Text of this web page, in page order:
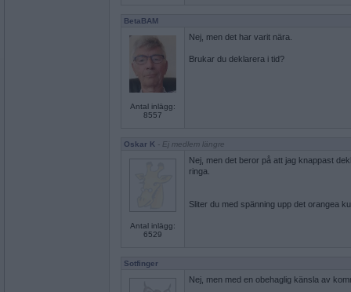
BetaBAM
Antal inlägg:
8557
Nej, men det har varit nära.
Brukar du deklarera i tid?
Oskar K - Ej medlem längre
Antal inlägg:
6529
Nej, men det beror på att jag knappast
ringa.
Sliter du med spänning upp det orangea
Sotfinger
Nej, men med en obehaglig känsla av